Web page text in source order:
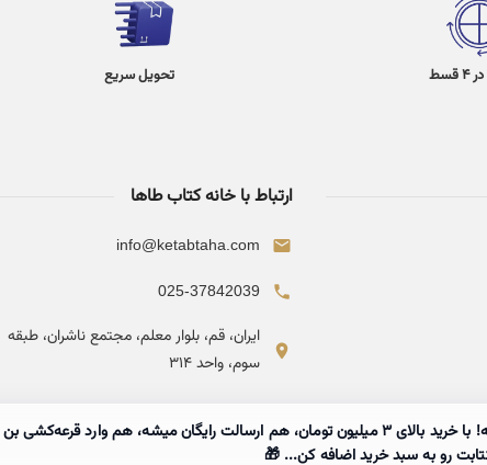
قسط تحویل سریع
ارتباط با خانه کتاب طاها
info@ketabtaha.com
025-37842039
ایران، قم، بلوار معلم، مجتمع ناشران، طبقه
سوم، واحد ۳۱۴
رو به سبد خرید اضافه کن... 🎁